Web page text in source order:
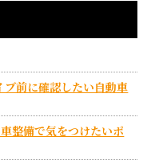
前に確認したい自動車
整備で気をつけたいポ